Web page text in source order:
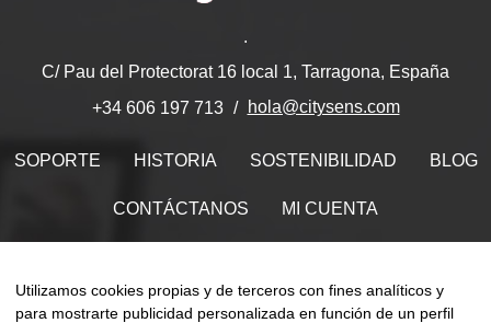
.
C/ Pau del Protectorat 16 local 1, Tarragona, España
+34 606 197 713
hola@citysens.com
SOPORTE HISTORIA SOSTENIBILIDAD BLOG
CONTÁCTANOS MI CUENTA
Utilizamos cookies propias y de terceros con fines analíticos y
para mostrarte publicidad personalizada en función de un perfil